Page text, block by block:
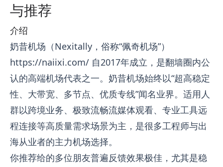
与推荐
介绍
奶昔机场（Nexitally，俗称“佩奇机场”）
https://naiixi.com/ 自2017年成立，是翻墙圈内公
认的高端机场代表之一。奶昔机场始终以“超高稳定
性、大带宽、多节点、优质专线”闻名业界。适用人
群以跨境业务、极致流畅流媒体观看、专业工具远
程连接等高质量需求场景为主，是很多工程师与出
海从业者的主力机场选择。
你推荐给的多位朋友普遍反馈效果极佳，尤其是稳